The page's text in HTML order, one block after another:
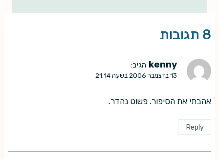
8 תגובות
kenny הגיב:
13 בדצמבר 2006 בשעה 21:14
אהבתי את הסיפור. פשוט נהדר.
Reply